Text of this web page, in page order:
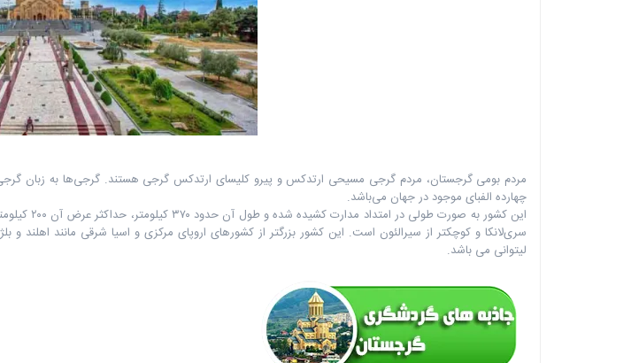
چهارده الفبای موجود در جهان ‏می‌باشد‎.‎‏ ‏ ‏ ‏ ‏
لیتوانی می باشد. ‏